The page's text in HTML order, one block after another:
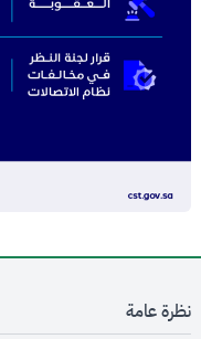
نظرة عامة